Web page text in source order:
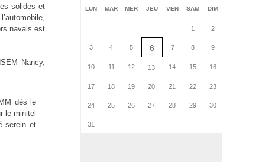
solides et
navals est
Nancy,
dès le
le minitel
serein et
LUN MAR MER JEU VEN SAM DIM
1 2
3 4 5 6 7 8 9
10 11 12 13 14 15 16
17 18 19 20 21 22 23
24 25 26 27 28 29 30
31